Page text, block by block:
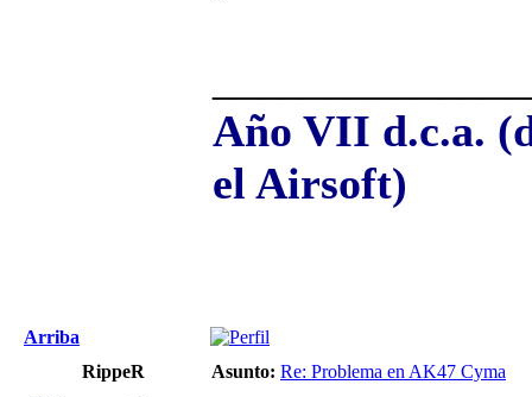
Año VII d.c.a.
el Airsoft)
Arriba
RippeR
Asunto: Re: Problema en AK47 Cyma